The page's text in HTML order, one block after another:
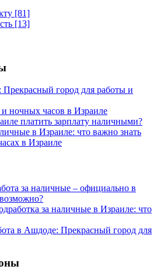
[81]
[13]
город для работы и
ночных часов в Израиле
платить зарплату наличными?
в Израиле: что важно знать
в Израиле
за наличные – официально в
за наличные в Израиле: что
в Ашдоде: Прекрасный город для